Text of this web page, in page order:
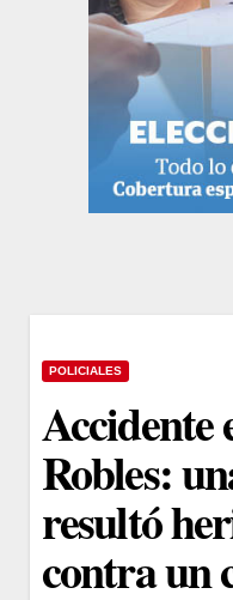
POLICIALES
Accidente
Robles:
resultó
contra un